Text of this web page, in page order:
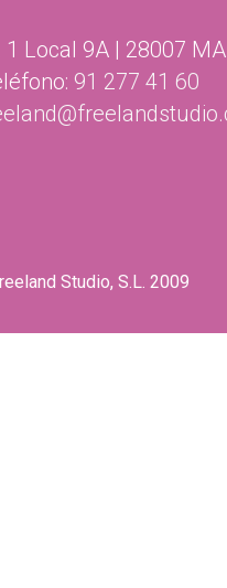
Local 9A | 28007
91 277 41 60
Studio, S.L. 2009